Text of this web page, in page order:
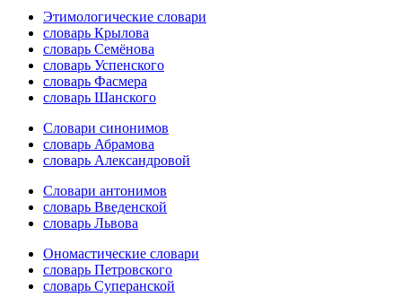
Этимологические словари
словарь Крылова
словарь Семёнова
словарь Успенского
словарь Фасмера
словарь Шанского
Словари синонимов
словарь Абрамова
словарь Александровой
Словари антонимов
словарь Введенской
словарь Львова
Ономастические словари
словарь Петровского
словарь Суперанской